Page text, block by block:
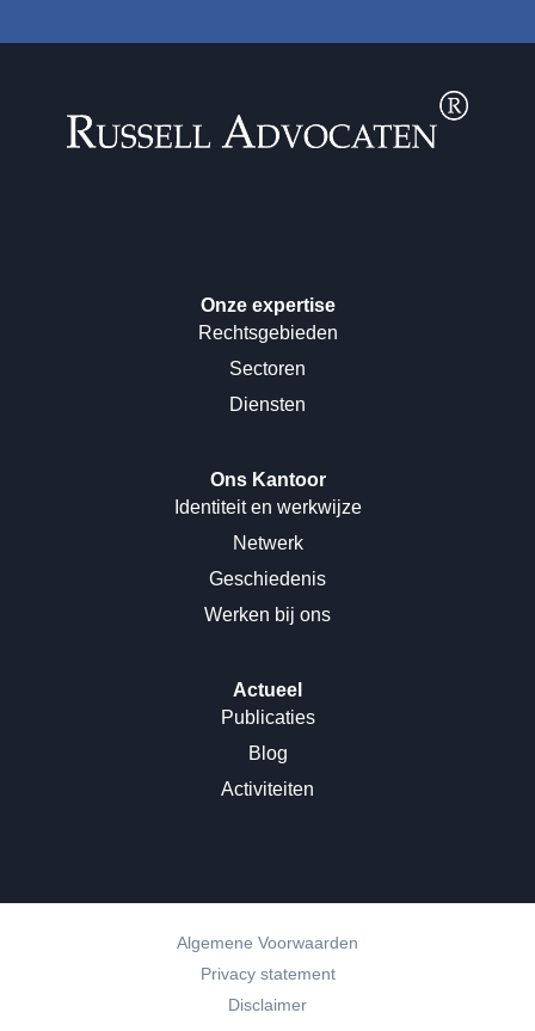
Onze expertise
Rechtsgebieden
Sectoren
Diensten
Ons Kantoor
Identiteit en werkwijze
Netwerk
Geschiedenis
Werken bij ons
Actueel
Publicaties
Blog
Activiteiten
Algemene Voorwaarden
Privacy statement
Disclaimer